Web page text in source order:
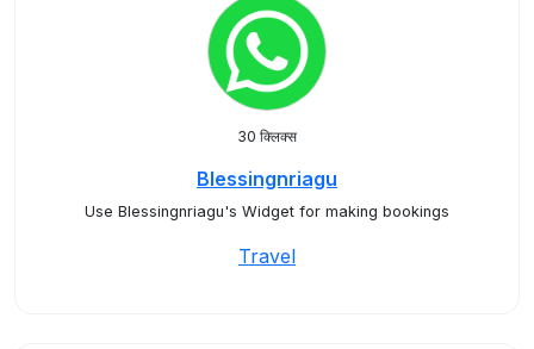
30 क्लिक्स
Blessingnriagu
Use Blessingnriagu's Widget for making bookings
Travel